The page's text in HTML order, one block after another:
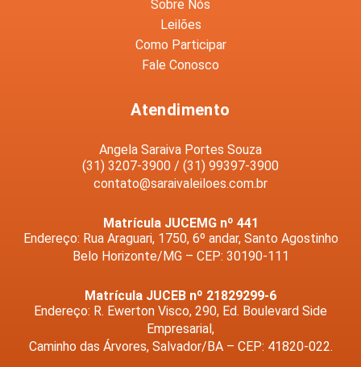
Sobre Nós
Leilões
Como Participar
Fale Conosco
Atendimento
Angela Saraiva Portes Souza
(31) 3207-3900 / (31) 99397-3900
contato@saraivaleiloes.com.br
Matrícula JUCEMG nº 441
Endereço: Rua Araguari, 1750, 6º andar, Santo Agostinho
Belo Horizonte/MG – CEP: 30190-111
Matrícula JUCEB nº 21829299-6
Endereço: R. Ewerton Visco, 290, Ed. Boulevard Side
Empresarial,
Caminho das Árvores, Salvador/BA – CEP: 41820-022.